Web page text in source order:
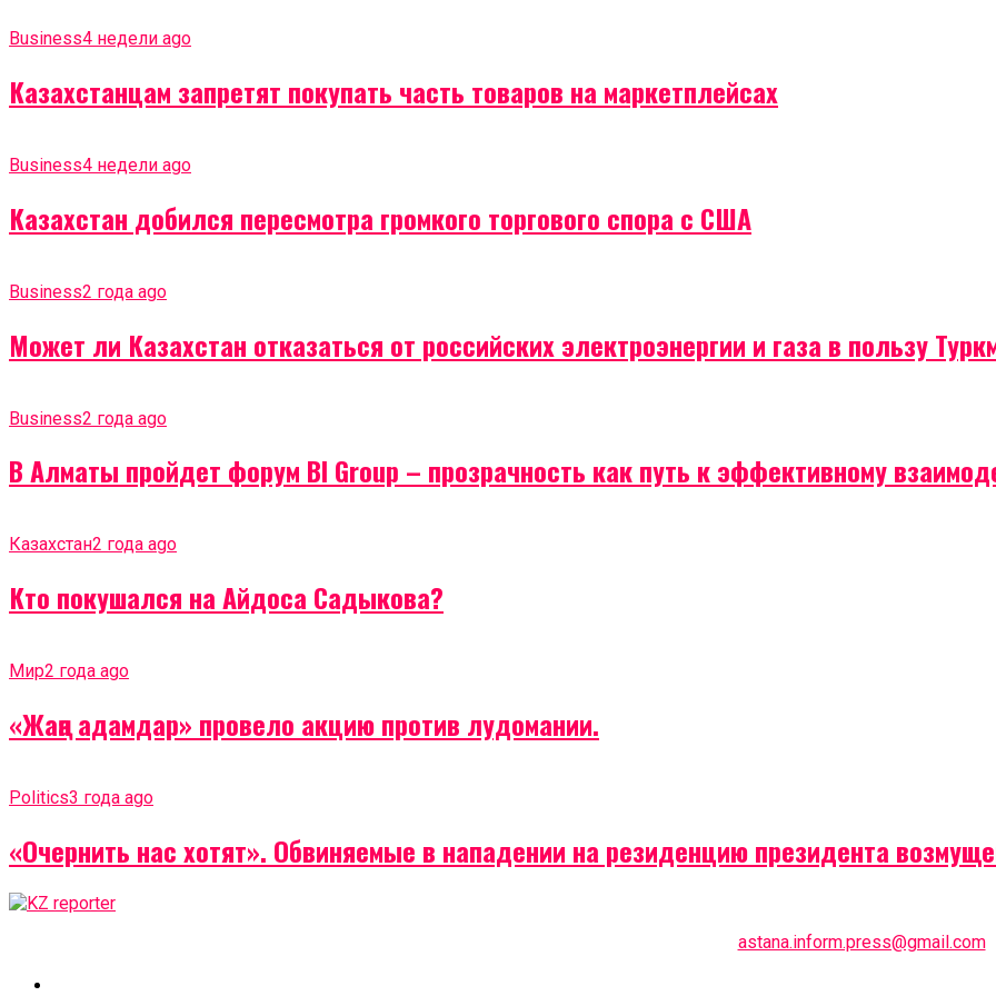
Business4 недели ago
Казахстанцам запретят покупать часть товаров на маркетплейсах
Business4 недели ago
Казахстан добился пересмотра громкого торгового спора с США
Business2 года ago
Может ли Казахстан отказаться от российских электроэнергии и газа в пользу
Business2 года ago
В Алматы пройдет форум BI Group – прозрачность как путь к эффективному
Казахстан2 года ago
Кто покушался на Айдоса Садыкова?
Мир2 года ago
«Жаңа адамдар» провело акцию против лудомании.
Politics3 года ago
«Очернить нас хотят». Обвиняемые в нападении на резиденцию президента
astana.inform.press@gmail.com